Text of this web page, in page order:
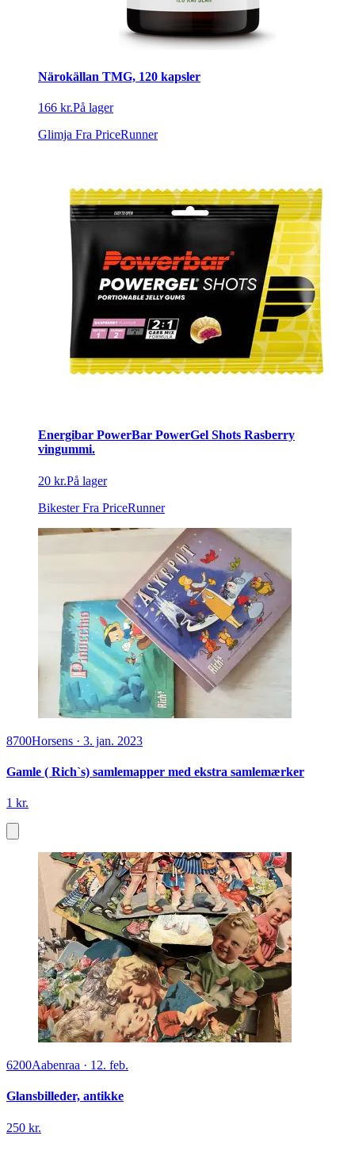
Närokällan TMG, 120 kapsler
166 kr.På lager
Glimja Fra PriceRunner
Energibar PowerBar PowerGel Shots Rasberry
vingummi.
20 kr.På lager
Bikester Fra PriceRunner
8700Horsens · 3. jan. 2023
Gamle ( Rich`s) samlemapper med ekstra samlemærker
1 kr.
6200Aabenraa · 12. feb.
Glansbilleder, antikke
250 kr.